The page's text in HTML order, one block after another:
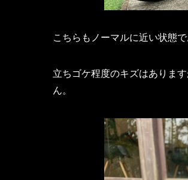
こちらもノーマルに近い状態
立ちゴケ程度のキズはありま
ん。